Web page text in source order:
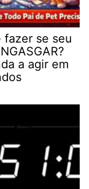
fazer se seu
a agir em